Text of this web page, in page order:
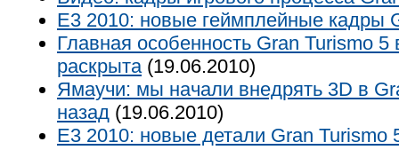
E3 2010: новые геймплейные кадры
Главная особенность Gran Turismo
раскрыта(19.06.2010)
Ямаучи: мы начали внедрять 3D в
назад (19.06.2010)
E3 2010: новые детали Gran Turismo